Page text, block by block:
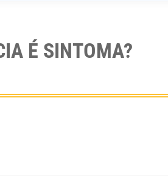
É SINTOMA?